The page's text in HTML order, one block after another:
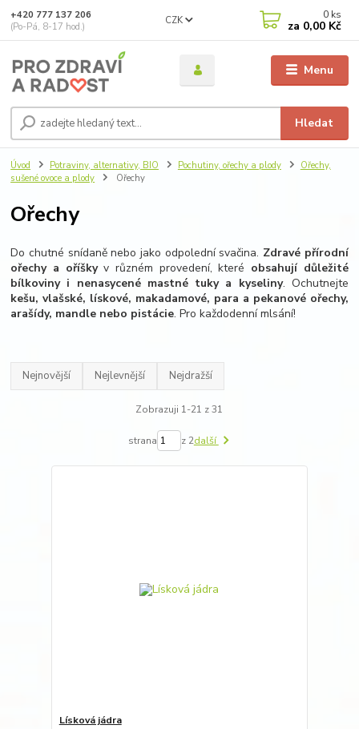
Menu
CZK
Hledat
+420 777 137 206
(Po-Pá, 8-17 hod.)
0 ks
za 0,00 Kč
Úvod Potraviny, alternativy, BIO Pochutiny, ořechy a plody
Ořechy,
sušené ovoce a plody
Ořechy
Ořechy
Do chutné snídaně nebo jako odpolední svačina. Zdravé přírodní
ořechy a oříškyv různém provedení, které obsahují důležité
bílkoviny i nenasycené mastné tuky a kyseliny. Ochutnejte
kešu, vlašské, lískové, makadamové, para a pekanové ořechy,
arašídy, mandle nebo pistácie. Pro každodenní mlsání!
Nejnovější Nejlevnější Nejdražší
Zobrazuji 1-21 z 31
strana z 2další
Lísková jádra